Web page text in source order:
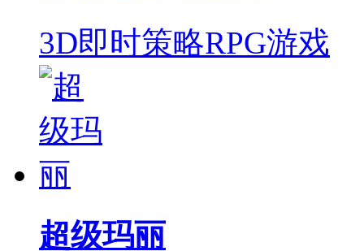
3D即时策略RPG游戏
超级玛丽